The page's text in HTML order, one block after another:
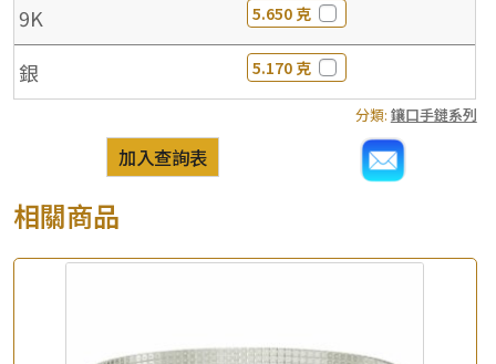
9K 5.650 克
銀 5.170 克
分類: 鑲口手鏈系列
加入查詢表
相關商品